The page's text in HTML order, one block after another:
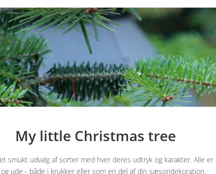
My little Christmas tree
udvalg af sorter med hver deres udtryk og karakter. Alle
ude - både i krukker eller som en del af din sæsondekoration.